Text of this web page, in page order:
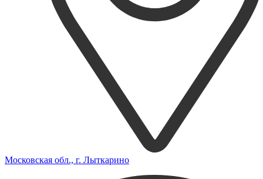
Московская обл., г. Лыткарино